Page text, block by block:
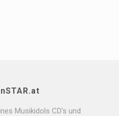
Musikidols CD's und